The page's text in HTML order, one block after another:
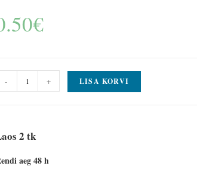
€
- + LISA KORVI
2 tk
aeg 48 h